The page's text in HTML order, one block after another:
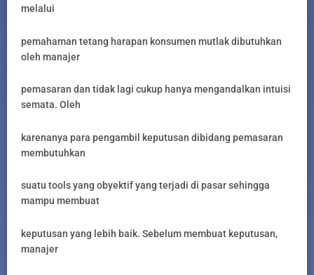
melalui
pemahaman tetang harapan konsumen mutlak dibutuhkan
oleh manajer
pemasaran dan tidak lagi cukup hanya mengandalkan intuisi
semata. Oleh
karenanya para pengambil keputusan dibidang pemasaran
membutuhkan
suatu tools yang obyektif yang terjadi di pasar sehingga
mampu membuat
keputusan yang lebih baik. Sebelum membuat keputusan,
manajer